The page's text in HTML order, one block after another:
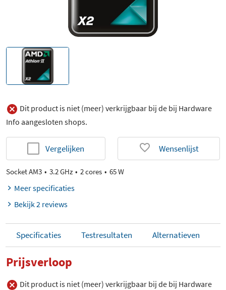
Dit product is niet (meer) verkrijgbaar bij de bij Hardware
Info aangesloten shops.
Vergelijken Wensenlijst
Socket AM3 3.2 GHz 2 cores 65 W
Meer specificaties
Bekijk 2 reviews
Specificaties Testresultaten Alternatieven
Prijsverloop
Dit product is niet (meer) verkrijgbaar bij de bij Hardware